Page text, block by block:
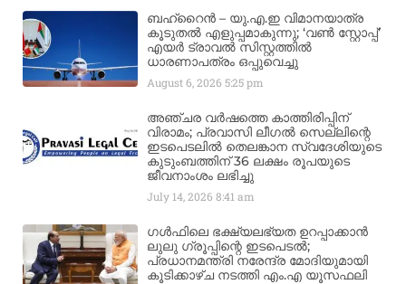
ബഹ്‌റൈൻ – യു.എ.ഇ വിമാനയാത്ര
കൂടുതൽ എളുപ്പമാകുന്നു; ‘വൺ സ്റ്റോപ്പ്’
എയർ ട്രാവൽ സിസ്റ്റത്തിൽ
ധാരണാപത്രം ഒപ്പുവെച്ചു
August 6, 20265:25 pm
അഞ്ചര വർഷത്തെ കാത്തിരിപ്പിന്
വിരാമം; പ്രവാസി ലീഗൽ സെല്ലിന്റെ
ഇടപെടലിൽ തെലങ്കാന സ്വദേശിയുടെ
കുടുംബത്തിന് 36 ലക്ഷം രൂപയുടെ
ജീവനാംശം ലഭിച്ചു
July 14, 20268:41 am
ഗൾഫിലെ ഭക്ഷ്യലഭ്യത ഉറപ്പാക്കാൻ
ലുലു ഗ്രൂപ്പിന്റെ ഇടപെടൽ;
പ്രധാനമന്ത്രി നരേന്ദ്ര മോദിയുമായി
കൂടിക്കാഴ്ച നടത്തി എം.എ യൂസഫലി